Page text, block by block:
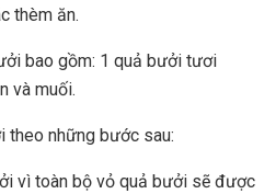
thèm ăn.
bao gồm: 1 quả bưởi tươi
và muối.
theo những bước sau:
vì toàn bộ vỏ quả bưởi sẽ được